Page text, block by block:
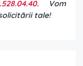
. Vom
tale!